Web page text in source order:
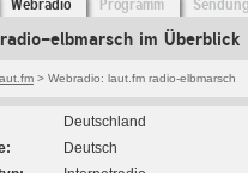
Webradio Programm
elbmarsch im Überblick
> Webradio: laut.fm radio-elbmarsch
Deutschland
Deutsch